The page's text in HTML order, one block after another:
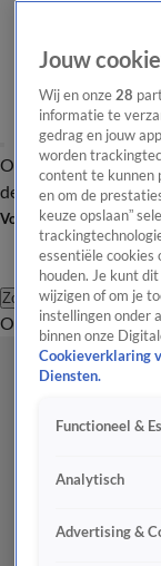
Overzicht
de redactie
Volg Shownieuws
Zoeken
Overzicht
Jouw
Wij en onze 28
informatie te
gedrag en jouw
worden
content te kunnen
en om de
keuze opslaan”
essentiële cookies
houden. Je kunt
wijzigen of om je
instellingen onder
binnen onze
Cookieverklaring
Diensten.
Functioneel &
Analytisch
Advertising &